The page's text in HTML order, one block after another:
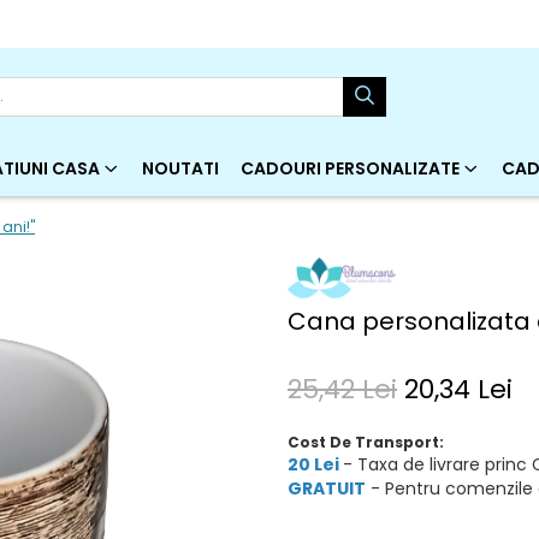
CASA NOUTATI CADOURI PERSONALIZATE
Cana personalizata
25,42 Lei 20,34 Lei
Cost De Transport:
20 Lei - Taxa de livrare princ
GRATUIT - Pentru comenzile